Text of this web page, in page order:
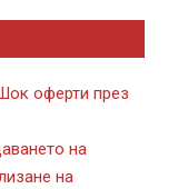
оферти през
на
на